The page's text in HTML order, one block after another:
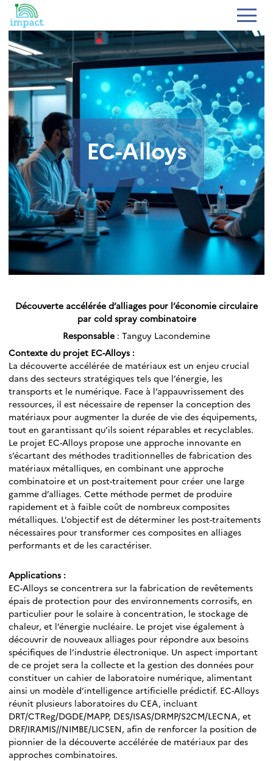
EC-Alloys
Découverte accélérée d’alliages pour l’économie circulaire
par cold spray combinatoire
Responsable : Tanguy Lacondemine
Contexte du projet EC-Alloys :
La découverte accélérée de matériaux est un enjeu crucial
dans des secteurs stratégiques tels que l’énergie, les
transports et le numérique. Face à l’appauvrissement des
ressources, il est nécessaire de repenser la conception des
matériaux pour augmenter la durée de vie des équipements,
tout en garantissant qu’ils soient réparables et recyclables.
Le projet EC-Alloys propose une approche innovante en
s’écartant des méthodes traditionnelles de fabrication des
matériaux métalliques, en combinant une approche
combinatoire et un post-traitement pour créer une large
gamme d’alliages. Cette méthode permet de produire
rapidement et à faible coût de nombreux composites
métalliques. L’objectif est de déterminer les post-traitements
nécessaires pour transformer ces composites en alliages
performants et de les caractériser.
Applications :
EC-Alloys se concentrera sur la fabrication de revêtements
épais de protection pour des environnements corrosifs, en
particulier pour le solaire à concentration, le stockage de
chaleur, et l’énergie nucléaire. Le projet vise également à
découvrir de nouveaux alliages pour répondre aux besoins
spécifiques de l’industrie électronique. Un aspect important
de ce projet sera la collecte et la gestion des données pour
constituer un cahier de laboratoire numérique, alimentant
ainsi un modèle d’intelligence artificielle prédictif. EC-Alloys
réunit plusieurs laboratoires du CEA, incluant
DRT/CTReg/DGDE/MAPP, DES/ISAS/DRMP/S2CM/LECNA, et
DRF/IRAMIS//NIMBE/LICSEN, afin de renforcer la position de
pionnier de la découverte accélérée de matériaux par des
approches combinatoires.